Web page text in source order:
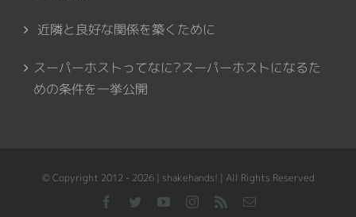
近隣と良好な関係を築くために
スーパーホストってなに?スーパーホストになるた
めの条件を一挙公開
© Copyright 2012 - 2026 | shakehands! | All Rights Reserved